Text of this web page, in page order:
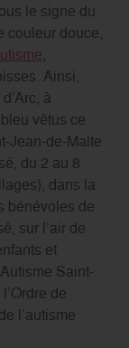
le signe du
couleur douce,
,
Ainsi,
à
vêtus ce
Jean-de-Malte
du 2 au 8
dans la
bénévoles de
sur l’air de
et
Saint-
de
l’autisme